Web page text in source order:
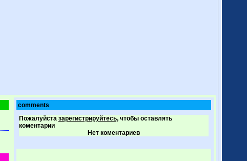
comments
Пожалуйста зарегистрируйтесь,чтобы оставлять
коментарии
Нет коментариев